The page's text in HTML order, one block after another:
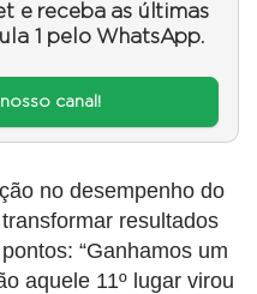
e receba as últimas
1 pelo WhatsApp.
canal!
no desempenho do
resultados
“Ganhamos um
aquele 11º lugar virou